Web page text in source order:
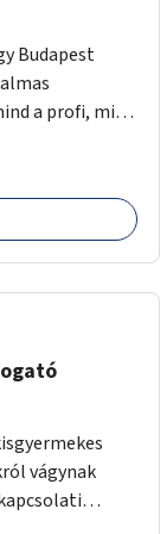
kötelezően
közül!
Talàn
Budapest
a profi, mind
kialakítására
alkalmas,
vágynak